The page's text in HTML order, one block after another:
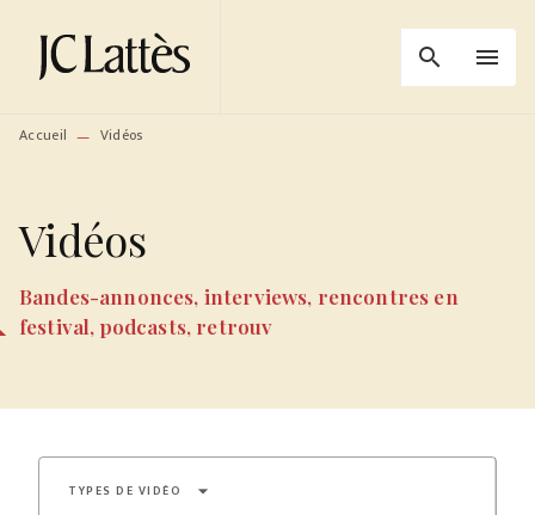
MENU RECHERCHE
PIED DE PAGE
search menu
Accueil — Vidéos
Vidéos
Bandes-annonces, interviews, rencontres en
festival, podcasts, retrouv
TYPES DE VIDÉO arrow_drop_down